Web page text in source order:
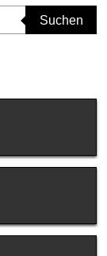
Suchen